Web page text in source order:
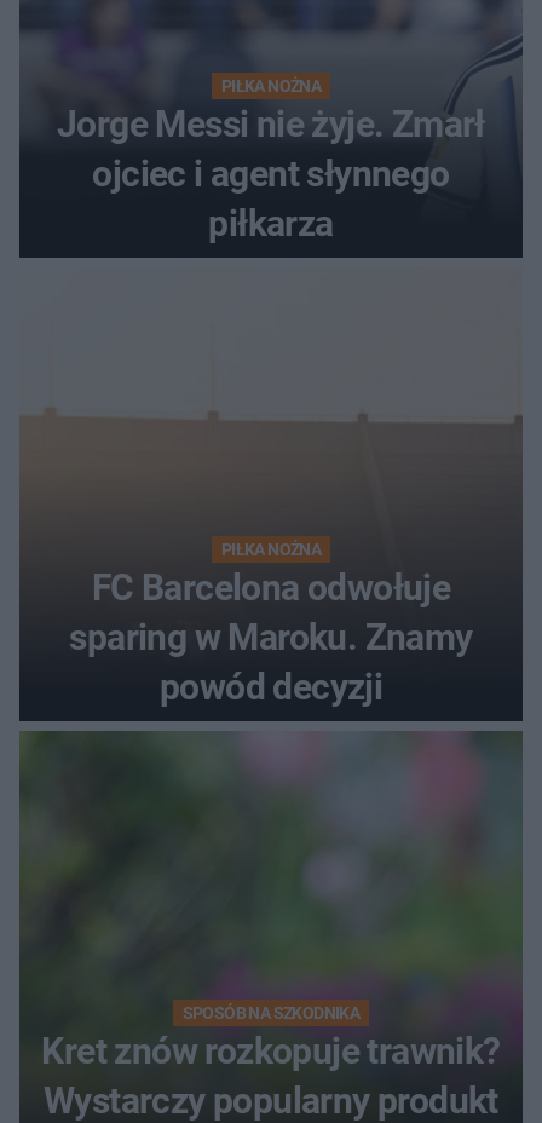
PIŁKA NOŻNA
Jorge Messi nie żyje. Zmarł
ojciec i agent słynnego
piłkarza
PIŁKA NOŻNA
FC Barcelona odwołuje
sparing w Maroku. Znamy
powód decyzji
SPOSÓB NA SZKODNIKA
Kret znów rozkopuje trawnik?
Wystarczy popularny produkt